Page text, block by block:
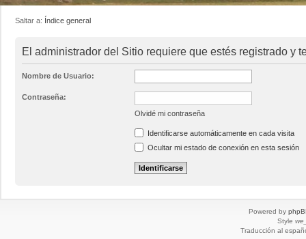
Saltar a: Índice general
El administrador del Sitio requiere que estés registrado y
Nombre de Usuario:
Contraseña:
Olvidé mi contraseña
Identificarse automáticamente en cada visita
Ocultar mi estado de conexión en esta sesión
Powered by
Style
Traducción al